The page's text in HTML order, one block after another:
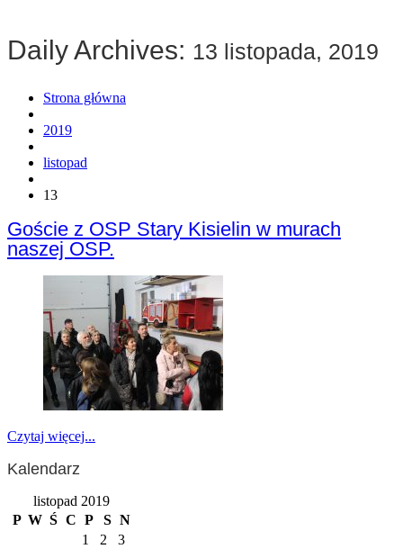
Daily Archives: 13 listopada, 2019
Strona główna
2019
listopad
13
Goście z OSP Stary Kisielin w murach
naszej OSP.
Czytaj więcej...
Kalendarz
listopad 2019
P W Ś C P S N
1
2
3